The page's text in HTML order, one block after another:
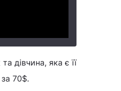
дівчина, яка є її
70$.